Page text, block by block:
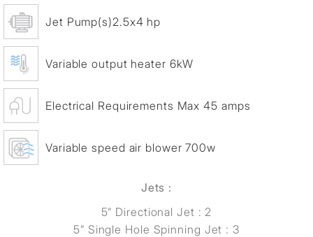
Jet Pump(s)2.5x4 hp
Variable output heater 6kW
Electrical Requirements Max 45 amps
Variable speed air blower 700w
Jets :
5” Directional Jet : 2
5” Single Hole Spinning Jet : 3